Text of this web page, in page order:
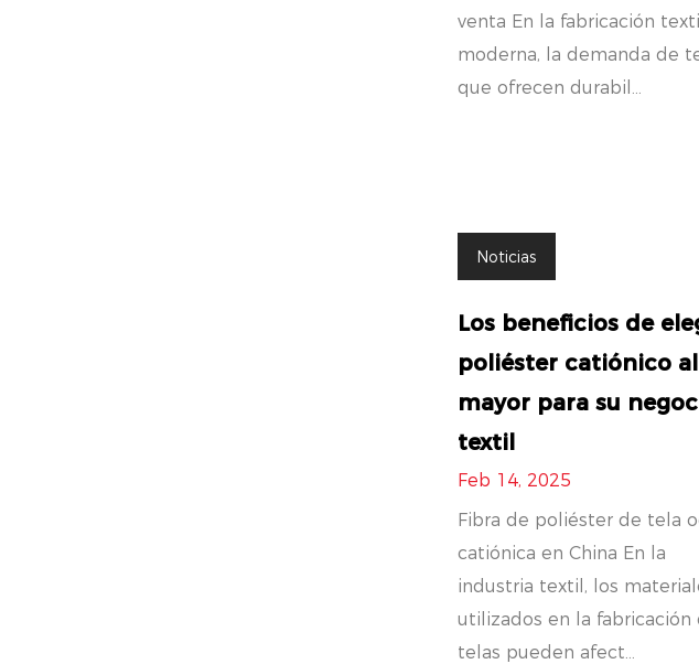
venta En la fabricación textil
moderna, la demanda de
que ofrecen durabil...
Noticias
Los beneficios de
poliéster catiónico
mayor para su
textil
Feb 14, 2025
Fibra de poliéster de tela
catiónica en China En la
industria textil, los
utilizados en la fabricación
telas pueden afect...